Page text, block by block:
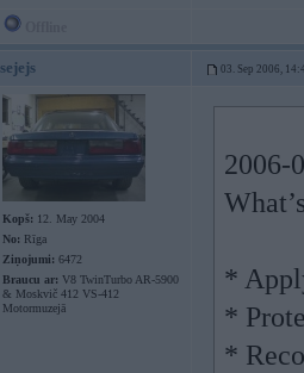
sejejs 03. Sep 2006,
Kopš: 12. May 2004
No: Rīga
Ziņojumi: 6472
Braucu ar: V8 TwinTurbo AR-5900
& Moskvič 412 VS-412
Motormuzejā
2006-
*
*
*